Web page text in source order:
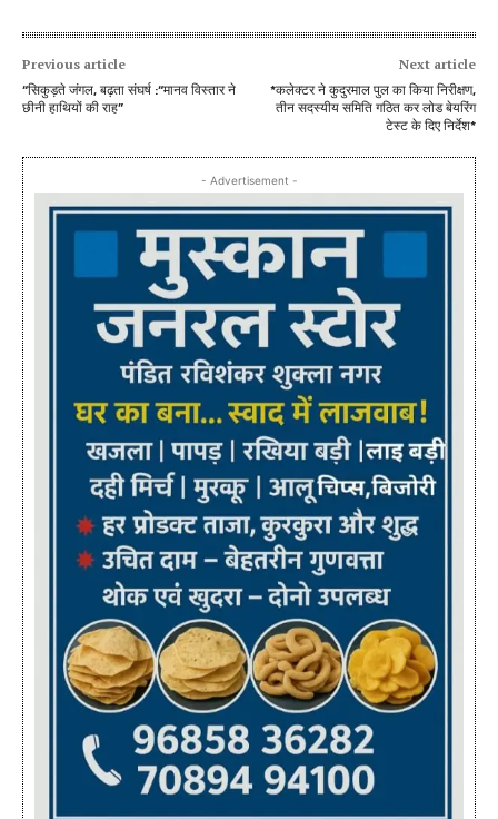
Previous article
“सिकुड़ते जंगल, बढ़ता संघर्ष :“मानव विस्तार ने
छीनी हाथियों की राह”
Next article
*कलेक्टर ने कुदुरमाल पुल का किया निरीक्षण,
तीन सदस्यीय समिति गठित कर लोड बेयरिंग
टेस्ट के दिए निर्देश*
- Advertisement -